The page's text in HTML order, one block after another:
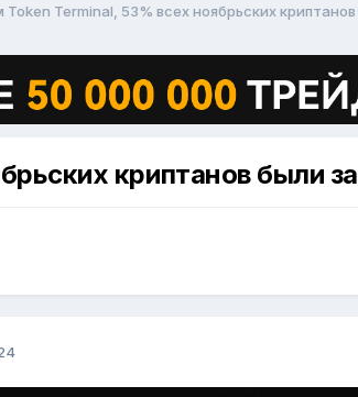
Terminal, 53% всех ноябрьских
криптанов были